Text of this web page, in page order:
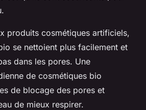
produits cosmétiques artificiels,
se nettoient plus facilement et
dans les pores. Une
de cosmétiques bio
de blocage des pores et
de mieux respirer.